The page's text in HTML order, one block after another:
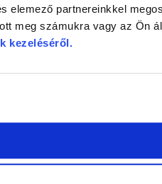
elemező partnereinkkel
meg számukra vagy az Ön
kezeléséről.